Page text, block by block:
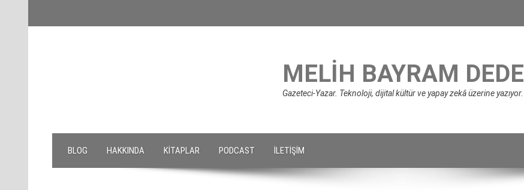
MELIH BAYRAM DEDE
Gazeteci-Yazar. Teknoloji, dijital kültür ve yapay zekâ üzerine yazıyor.
BLOG HAKKINDA KITAPLAR PODCAST İLETIŞIM